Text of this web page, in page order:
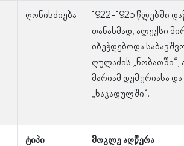
ტიპი მოკლე აღწერა
ღონისძიება
1922-1925 წლებში
თანახმად, ალექსი
იბეჭდებოდა
ღულაძის „ნობათში“,
მარიამ დემურიასა
„ნაკადულში“.